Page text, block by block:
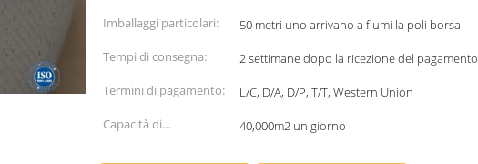
Imballaggi particolari:
50 metri uno arrivano a fiumi la poli borsa
Tempi di consegna:
2 settimane dopo la ricezione del pagamento
Termini di pagamento:
L/C, D/A, D/P, T/T, Western Union
Capacità di
40,000m2 un giorno